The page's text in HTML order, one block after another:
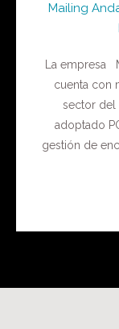
Mailing
La empresa
cuenta con
sector del
adoptado
gestión de